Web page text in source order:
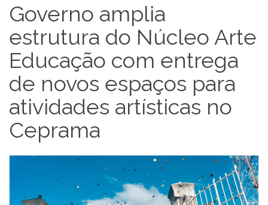
Governo amplia
estrutura do Núcleo Arte
Educação com entrega
de novos espaços para
atividades artísticas no
Ceprama